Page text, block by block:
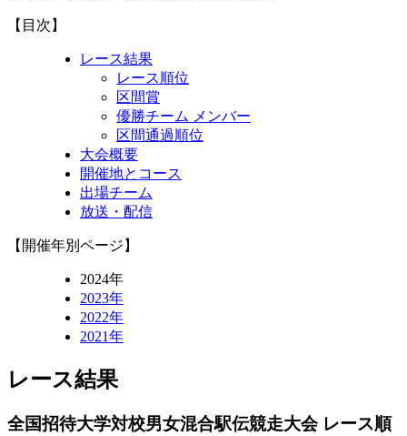
【目次】
レース結果
レース順位
区間賞
優勝チーム メンバー
区間通過順位
大会概要
開催地とコース
出場チーム
放送・配信
【開催年別ページ】
2024年
2023年
2022年
2021年
レース結果
全国招待大学対校男女混合駅伝競走大会 レース順